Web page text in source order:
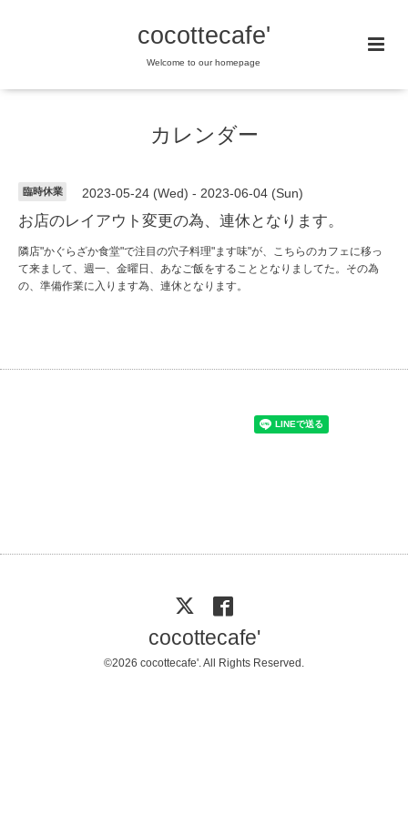
cocottecafe'
Welcome to our homepage
カレンダー
臨時休業 2023-05-24 (Wed) - 2023-06-04 (Sun)
お店のレイアウト変更の為、連休となります。
隣店"かぐらざか食堂"で注目の穴子料理"ます味"が、こちらのカフェに移っ
て来まして、週一、金曜日、あなご飯をすることとなりましてた。その為
の、準備作業に入ります為、連休となります。
cocottecafe'
©2026 cocottecafe'. All Rights Reserved.